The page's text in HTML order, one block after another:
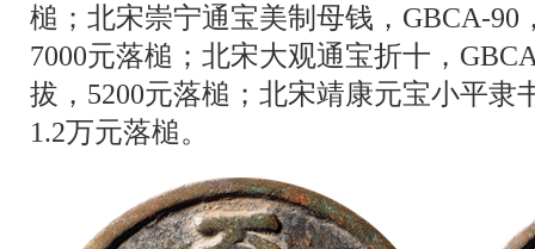
槌；北宋崇宁通宝美制母钱，GBCA-90
7000元落槌；北宋大观通宝折十，
拔，5200元落槌；北宋靖康元宝小平隶
1.2万元落槌。